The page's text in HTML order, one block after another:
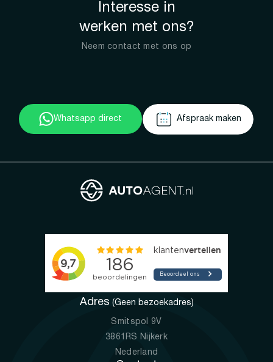
Interesse in
werken met ons?
Neem contact met ons op
Whatsapp direct Afspraak maken
Adres (Geen bezoekadres)
Smitspol 9V
3861RS Nijkerk
Nederland